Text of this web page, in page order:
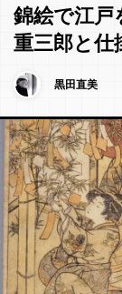
錦絵で江戸
重三郎と仕
黒田直美